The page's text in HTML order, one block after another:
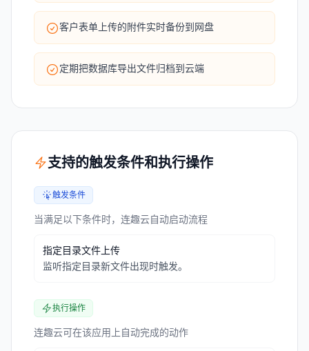
客户表单上传的附件实时备份到网盘
定期把数据库导出文件归档到云端
支持的触发条件和执行操作
触发条件
当满足以下条件时，连趣云自动启动流程
指定目录文件上传
监听指定目录新文件出现时触发。
执行操作
连趣云可在该应用上自动完成的动作